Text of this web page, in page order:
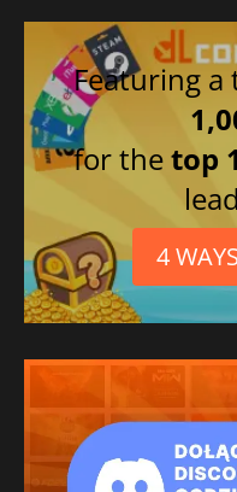
Featuring
for thetop
4